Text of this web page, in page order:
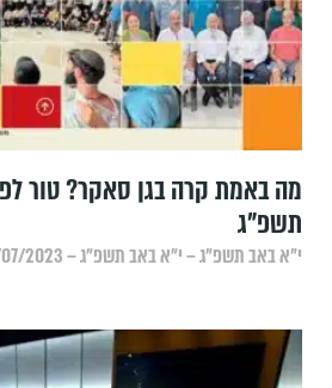
מה באמת קרה בגן סאקר? טור
תשפ"ג
י״א באב תשפ״ג – י״א באב תשפ״ג – 29/07/2023